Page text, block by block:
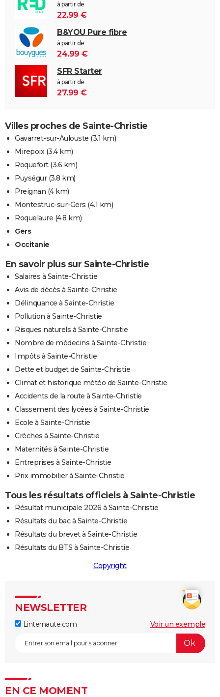
à partir de
22.99 €
B&YOU Pure fibre
à partir de
24.99 €
SFR Starter
à partir de
27.99 €
Villes proches de Sainte-Christie
Gavarret-sur-Aulouste (3.1 km)
Mirepoix (3.4 km)
Roquefort(3.6 km)
Puységur(3.8 km)
Preignan (4 km)
Montestruc-sur-Gers (4.1 km)
Roquelaure (4.8 km)
Gers
Occitanie
En savoir plus sur Sainte-Christie
Salaires à Sainte-Christie
Avis de décès à Sainte-Christie
Délinquance à Sainte-Christie
Pollution à Sainte-Christie
Risques naturels à Sainte-Christie
Nombre de médecins à Sainte-Christie
Impôts à Sainte-Christie
Dette et budget de Sainte-Christie
Climat et historique météo de Sainte-Christie
Accidents de la route à Sainte-Christie
Classement des lycées à Sainte-Christie
Ecole à Sainte-Christie
Crèches à Sainte-Christie
Maternités à Sainte-Christie
Entreprises à Sainte-Christie
Prix immobilier à Sainte-Christie
Tous les résultats officiels à Sainte-Christie
Résultat municipale 2026 à Sainte-Christie
Résultats du bac à Sainte-Christie
Résultats du brevet à Sainte-Christie
Résultats du BTS à Sainte-Christie
Copyright
NEWSLETTER
Linternaute.com Voir un exemple
EN CE MOMENT